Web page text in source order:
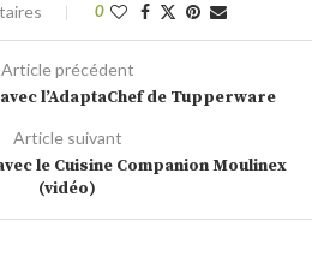
0
Article précédent
l’AdaptaChef de Tupperware
Article suivant
le Cuisine Companion Moulinex
(vidéo)